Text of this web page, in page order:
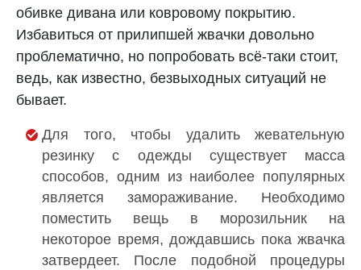
обивке дивана или ковровому покрытию.
Избавиться от прилипшей жвачки довольно
проблематично, но попробовать всё-таки стоит,
ведь, как известно, безвыходных ситуаций не
бывает.
Для того, чтобы удалить жевательную
резинку с одежды существует масса
способов, одним из наиболее популярных
является замораживание. Необходимо
поместить вещь в морозильник на
некоторое время, дождавшись пока жвачка
затвердеет. После подобной процедуры